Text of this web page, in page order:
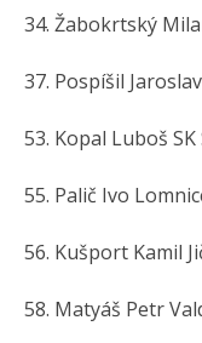
34. Žabokrtský
37. Pospíšil
53. Kopal Luboš
55. Palič Ivo
56. Kušport Kamil
58. Matyáš Petr